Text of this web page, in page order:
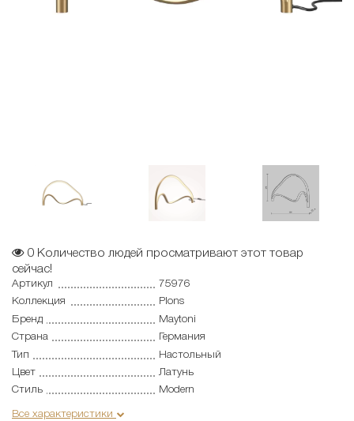
0 Количество людей просматривают этот товар
сейчас!
Артикул
75976
Коллекция
Plons
Бренд
Maytoni
Страна
Германия
Тип
Настольный
Цвет
Латунь
Стиль
Modern
Все характеристики